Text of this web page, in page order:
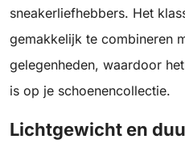
sneakerliefhebbers. Het
gemakkelijk te combineren
gelegenheden, waardoor
is op je schoenencollectie.
Lichtgewicht en